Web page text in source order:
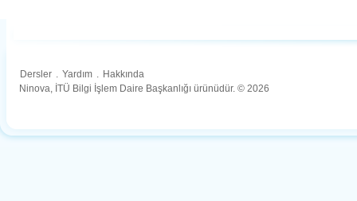
Dersler . Yardım . Hakkında
Ninova, İTÜ Bilgi İşlem Daire Başkanlığı ürünüdür. © 2026